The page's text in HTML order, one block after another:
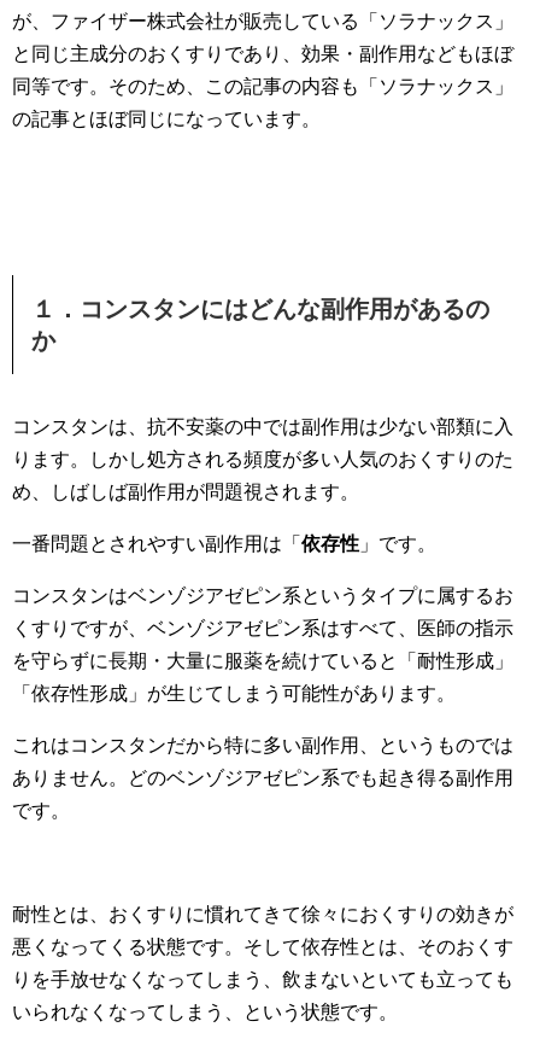
が、ファイザー株式会社が販売している「ソラナックス」
と同じ主成分のおくすりであり、効果・副作用などもほぼ
同等です。そのため、この記事の内容も「ソラナックス」
の記事とほぼ同じになっています。
１．コンスタンにはどんな副作用があるの
か
コンスタンは、抗不安薬の中では副作用は少ない部類に入
ります。しかし処方される頻度が多い人気のおくすりのた
め、しばしば副作用が問題視されます。
一番問題とされやすい副作用は「 依存性 」です。
コンスタンはベンゾジアゼピン系というタイプに属するお
くすりですが、ベンゾジアゼピン系はすべて、医師の指示
を守らずに長期・大量に服薬を続けていると「耐性形成」
「依存性形成」が生じてしまう可能性があります。
これはコンスタンだから特に多い副作用、というものでは
ありません。どのベンゾジアゼピン系でも起き得る副作用
です。
耐性とは、おくすりに慣れてきて徐々におくすりの効きが
悪くなってくる状態です。そして依存性とは、そのおくす
りを手放せなくなってしまう、飲まないといても立っても
いられなくなってしまう、という状態です。